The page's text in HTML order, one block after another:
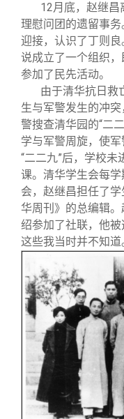
12月底，赵继昌
理慰问团的遗留事
迎接，认识了丁则
说成立了一个组织
参加了民先活动。
由于清华抗日救
生与军警发生的冲
警搜查清华园的“二
学与军警周旋，使军
“二二九”后，学校
课。清华学生会每
会，赵继昌担任了
华周刊》的总编辑
绍参加了社联，他被
这些我当时并不知道